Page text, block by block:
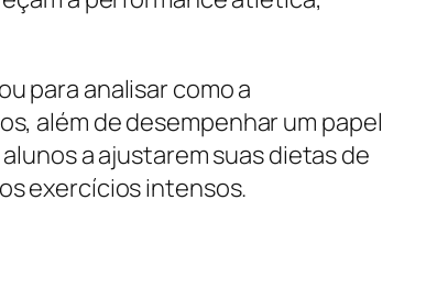
para analisar como a
além de desempenhar um papel
a ajustarem suas dietas de
exercícios intensos.